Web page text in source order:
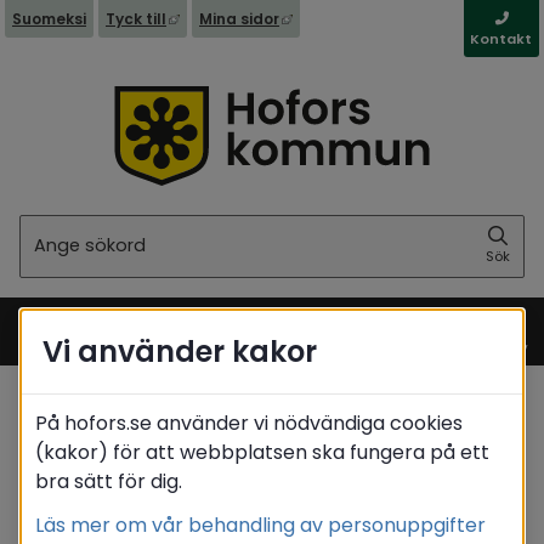
Suomeksi Tyck till Länk till annan webbplats, öppnas i nytt
Mina sidor Länk till annan webbplats,
Kontakt
Sök
Meny
Startsida Kultur & fritid
Entré ungdom
/ Om Entré Ungdom
Vi använder kakor
På hofors.se använder vi nödvändiga cookies
(kakor) för att webbplatsen ska fungera på ett
bra sätt för dig.
Läs mer om vår behandling av personuppgifter